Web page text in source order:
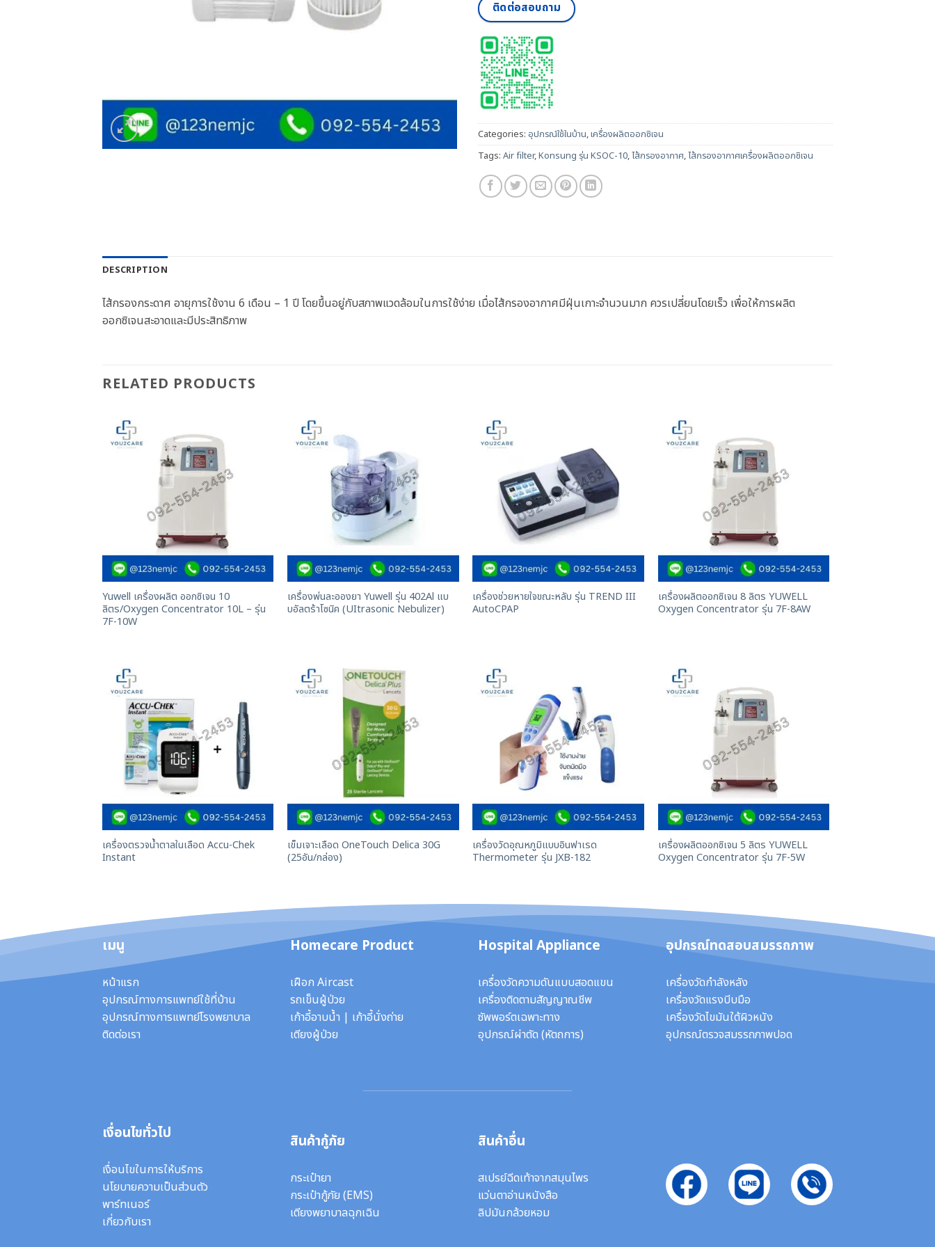
ติดต่อสอบถาม
Categories: อุปกรณ์ใช้ในบ้าน,เครื่องผลิตออกซิเจน
Tags: Air filter,Konsung รุ่น KSOC-10,ไส้กรองอากาศ,ไส้กรองอากาศเครื่องผลิตออกซิเจน
DESCRIPTION
ไส้กรองกระดาศ อายุการใช้งาน 6 เดือน – 1 ปี โดยขึ้นอยู่กับสภาพแวดล้อมในการใช้ง่าย เมื่อไส้กรองอากาศมีฝุ่นเกาะจำนวนมาก ควรเปลี่ยนโดยเร็ว เพื่อให้การผลิต
ออกซิเจนสะอาดและมีประสิทธิภาพ
RELATED PRODUCTS
Yuwell เครื่องผลิต ออกซิเจน 10
ลิตร/Oxygen Concentrator 10L – รุ่น
7F-10W
เครื่องพ่นละอองยา Yuwell รุ่น 402Al แบ
บอัลตร้าโซนิค (UItrasonic Nebulizer)
เครื่องช่วยหายใจขณะหลับ รุ่น TREND III
AutoCPAP
เครื่องผลิตออกซิเจน 8 ลิตร YUWELL
Oxygen Concentrator รุ่น 7F-8AW
เครื่องตรวจน้ำตาลในเลือด Accu-Chek
Instant
เข็มเจาะเลือด OneTouch Delica 30G
(25อัน/กล่อง)
เครื่องวัดอุณหภูมิแบบอินฟาเรด
Thermometer รุ่น JXB-182
เครื่องผลิตออกซิเจน 5 ลิตร YUWELL
Oxygen Concentrator รุ่น 7F-5W
เมนู
หน้าแรก
อุปกรณ์ทางการแพทย์ใช้ที่บ้าน
อุปกรณ์ทางการแพทย์โรงพยาบาล
ติดต่อเรา
Homecare Product
เฝือก Aircast
รถเข็นผู้ป่วย
เก้าอี้อาบน้ำ | เก้าอี้นั่งถ่าย
เตียงผู้ป่วย
Hospital Appliance
เครื่องวัดความดันแบบสอดแขน
เครื่องติดตามสัญญาณชีพ
ซัพพอร์ตเฉพาะทาง
อุปกรณ์ผ่าตัด (หัตถการ)
อุปกรณ์ทดสอบสมรรถภาพ
เครื่องวัดกำลังหลัง
เครื่องวัดแรงบีบมือ
เครื่องวัดไขมันใต้ผิวหนัง
อุปกรณ์ตรวจสมรรถภาพปอด
เงื่อนไขทั่วไป
เงื่อนไขในการให้บริการ
นโยบายความเป็นส่วนตัว
พาร์ทเนอร์
เกี่ยวกับเรา
สินค้ากู้ภัย
กระเป๋ายา
กระเป๋ากู้ภัย (EMS)
เตียงพยาบาลฉุกเฉิน
สินค้าอื่น
สเปรย์ฉีดเท้าจากสมุนไพร
แว่นตาอ่านหนังสือ
ลิปมันกล้วยหอม